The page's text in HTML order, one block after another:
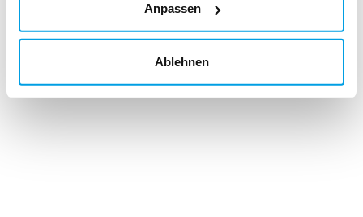
Anpassen
Ablehnen